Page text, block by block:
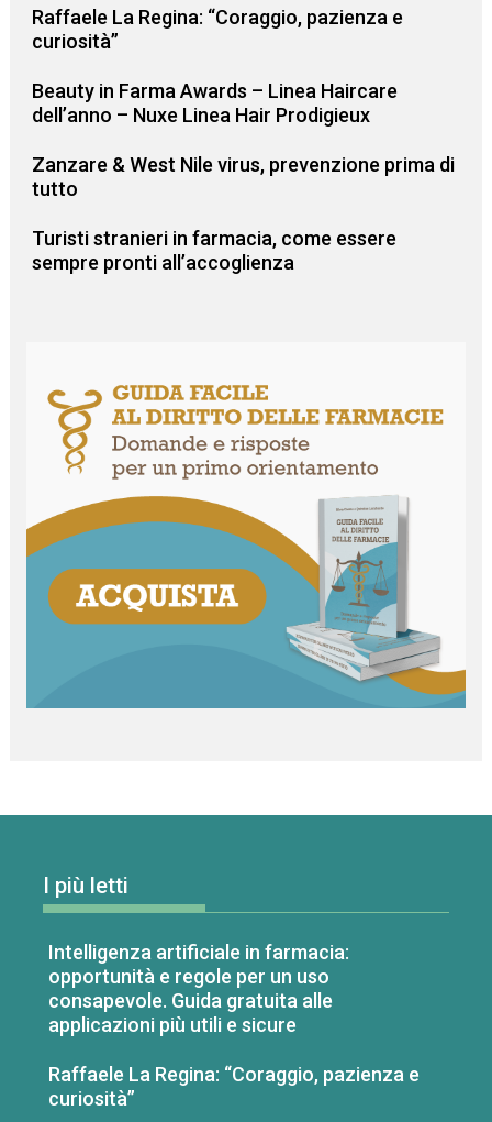
Raffaele La Regina: “Coraggio, pazienza e
curiosità”
Beauty in Farma Awards – Linea Haircare
dell’anno – Nuxe Linea Hair Prodigieux
Zanzare & West Nile virus, prevenzione prima di
tutto
Turisti stranieri in farmacia, come essere
sempre pronti all’accoglienza
I più letti
Intelligenza artificiale in farmacia:
opportunità e regole per un uso
consapevole. Guida gratuita alle
applicazioni più utili e sicure
Raffaele La Regina: “Coraggio, pazienza e
curiosità”